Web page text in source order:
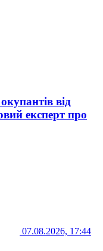
від
експерт про
07.08.2026, 17:44